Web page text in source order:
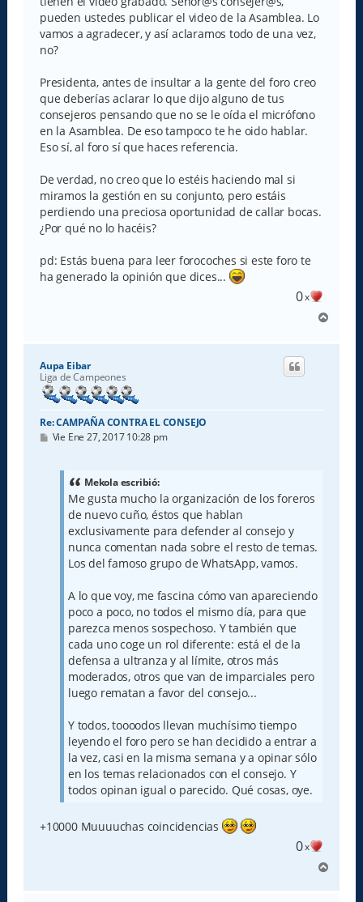
pueden ustedes publicar el video de la Asamblea. Lo
vamos a agradecer, y así aclaramos todo de una vez,
no?
Presidenta, antes de insultar a la gente del foro creo
que deberías aclarar lo que dijo alguno de tus
consejeros pensando que no se le oída el micrófono
en la Asamblea. De eso tampoco te he oido hablar.
Eso sí, al foro sí que haces referencia.
De verdad, no creo que lo estéis haciendo mal si
miramos la gestión en su conjunto, pero estáis
perdiendo una preciosa oportunidad de callar bocas.
¿Por qué no lo hacéis?
pd: Estás buena para leer forocoches si este foro te
ha generado la opinión que dices...
0x
r
Aupa Eibar
Liga de Campeones
Re: CAMPAÑA CONTRA EL CONSEJO
M
Vie Ene 27, 2017 10:28 pm
Mekola escribió:
Me gusta mucho la organización de los foreros
de nuevo cuño, éstos que hablan
exclusivamente para defender al consejo y
nunca comentan nada sobre el resto de temas.
Los del famoso grupo de WhatsApp, vamos.
A lo que voy, me fascina cómo van apareciendo
poco a poco, no todos el mismo día, para que
parezca menos sospechoso. Y también que
cada uno coge un rol diferente: está el de la
defensa a ultranza y al límite, otros más
moderados, otros que van de imparciales pero
luego rematan a favor del consejo...
Y todos, toooodos llevan muchísimo tiempo
leyendo el foro pero se han decidido a entrar a
la vez, casi en la misma semana y a opinar sólo
en los temas relacionados con el consejo. Y
todos opinan igual o parecido. Qué cosas, oye.
+10000 Muuuuchas coincidencias
0x
r